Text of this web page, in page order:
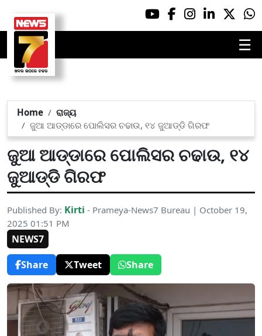
☰
Home
ରାଜ୍ୟ
ଜୁଆ ଆଡ୍ଡାରେ ପୋଲିସର ଚଢାଉ, ୧୪ ଜୁଆଡ୍ଡି ଗିରଫ
ଜୁଆ ଆଡ୍ଡାରେ ପୋଲିସର ଚଢାଉ, ୧୪
ଜୁଆଡ୍ଡି ଗିରଫ
Published By: Kirti - Prameya-News7 Bureau | October 19,
2025 01:51 PM
NEWS7
Share
Tweet Share